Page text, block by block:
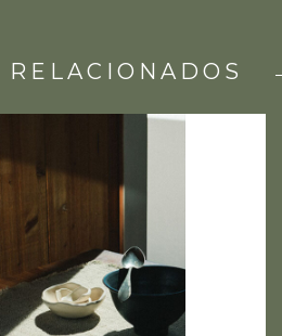
RELACIONADOS